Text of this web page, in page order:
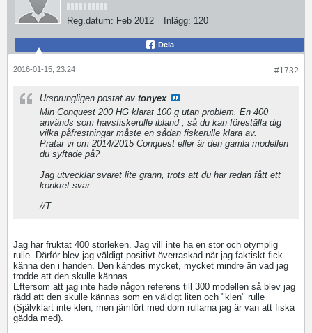
Reg.datum: Feb 2012 Inlägg: 120
Dela
#1732
2016-01-15, 23:24
Ursprungligen postat av tonyex
Min Conquest 200 HG klarat 100 g utan problem. En 400
används som havsfiskerulle ibland , så du kan föreställa dig
vilka påfrestningar måste en sådan fiskerulle klara av.
Pratar vi om 2014/2015 Conquest eller är den gamla modellen
du syftade på?
Jag utvecklar svaret lite grann, trots att du har redan fått ett
konkret svar.
//T
Jag har fruktat 400 storleken. Jag vill inte ha en stor och otymplig
rulle. Därför blev jag väldigt positivt överraskad när jag faktiskt fick
känna den i handen. Den kändes mycket, mycket mindre än vad jag
trodde att den skulle kännas.
Eftersom att jag inte hade någon referens till 300 modellen så blev jag
rädd att den skulle kännas som en väldigt liten och "klen" rulle
(Självklart inte klen, men jämfört med dom rullarna jag är van att fiska
gädda med).